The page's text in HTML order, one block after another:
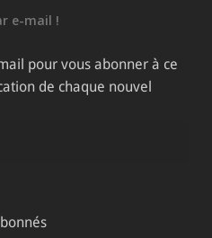
e-mail !
pour vous abonner à ce
de chaque nouvel